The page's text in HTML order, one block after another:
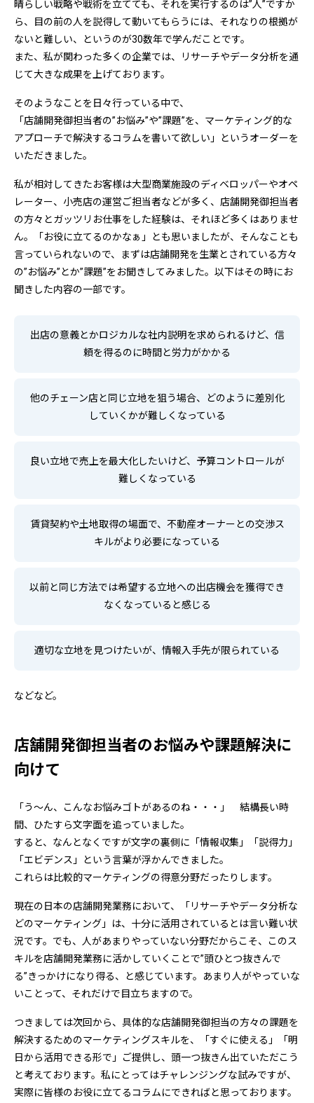
晴らしい戦略や戦術を立てても、それを実行するのは”人”ですか
ら、目の前の人を説得して動いてもらうには、それなりの根拠が
ないと難しい、というのが30数年で学んだことです。
また、私が関わった多くの企業では、リサーチやデータ分析を通
じて大きな成果を上げております。
そのようなことを日々行っている中で、
「店舗開発御担当者の”お悩み”や”課題”を、マーケティング的な
アプローチで解決するコラムを書いて欲しい」というオーダーを
いただきました。
私が相対してきたお客様は大型商業施設のディベロッパーやオペ
レーター、小売店の運営ご担当者などが多く、店舗開発御担当者
の方々とガッツリお仕事をした経験は、それほど多くはありませ
ん。「お役に立てるのかなぁ」とも思いましたが、そんなことも
言っていられないので、まずは店舗開発を生業とされている方々
の”お悩み”とか”課題”をお聞きしてみました。以下はその時にお
聞きした内容の一部です。
出店の意義とかロジカルな社内説明を求められるけど、信
頼を得るのに時間と労力がかかる
他のチェーン店と同じ立地を狙う場合、どのように差別化
していくかが難しくなっている
良い立地で売上を最大化したいけど、予算コントロールが
難しくなっている
賃貸契約や土地取得の場面で、不動産オーナーとの交渉ス
キルがより必要になっている
以前と同じ方法では希望する立地への出店機会を獲得でき
なくなっていると感じる
適切な立地を見つけたいが、情報入手先が限られている
などなど。
店舗開発御担当者のお悩みや課題解決に
向けて
「う～ん、こんなお悩みゴトがあるのね・・・」 結構長い時
間、ひたすら文字面を追っていました。
すると、なんとなくですが文字の裏側に「情報収集」「説得力」
「エビデンス」という言葉が浮かんできました。
これらは比較的マーケティングの得意分野だったりします。
現在の日本の店舗開発業務において、「リサーチやデータ分析な
どのマーケティング」は、十分に活用されているとは言い難い状
況です。でも、人があまりやっていない分野だからこそ、このス
キルを店舗開発業務に活かしていくことで”頭ひとつ抜きんで
る”きっかけになり得る、と感じています。あまり人がやっていな
いことって、それだけで目立ちますので。
つきましては次回から、具体的な店舗開発御担当の方々の課題を
解決するためのマーケティングスキルを、「すぐに使える」「明
日から活用できる形で」ご提供し、頭一つ抜きん出ていただこう
と考えております。私にとってはチャレンジングな試みですが、
実際に皆様のお役に立てるコラムにできればと思っております。